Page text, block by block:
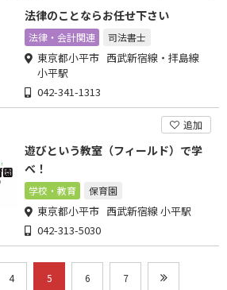
法律のことならお任せ下さい
法律・会計関連 司法書士
東京都小平市 西武新宿線・拝島線
小平駅
042-341-1313
追加
遊びという教室（フィールド）で学
べ！
学校・教育 保育園
東京都小平市 西武新宿線 小平駅
042-313-5030
4 5 6 7